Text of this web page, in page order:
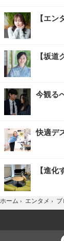
【エ
【坂
今観る
快適デ
【進化
ホーム › エンタメ › ブ